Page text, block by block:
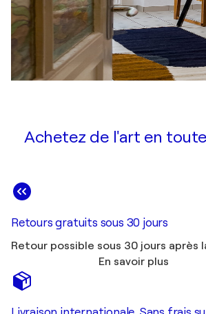
Achetez de l'art en
Retours gratuits sous 30 jours
Retour possible sous 30 jours après
En savoir plus